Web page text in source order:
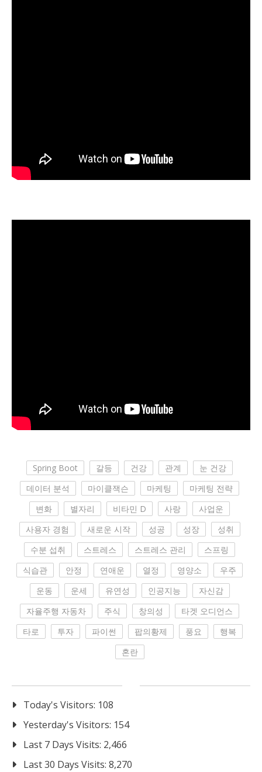
Spring Boot 갈등 건강 관계
눈 건강
데이터 분석
마이클잭슨 마케팅
마케팅 전략
변화
별자리 비타민 D 사랑
사업운
사용자 경험
새로운 시작 성공 성장
성취
수분 섭취
스트레스 스트레스 관리
스프링
식습관
안정 연애운 열정 영양소
우주
운동
운세 유연성 인공지능
자신감
자율주행 자동차
주식 창의성
타겟 오디언스
타로
투자 파이썬 팝의황제 풍요
행복
혼란
Today's Visitors: 108
Yesterday's Visitors: 154
Last 7 Days Visits: 2,466
Last 30 Days Visits: 8,270